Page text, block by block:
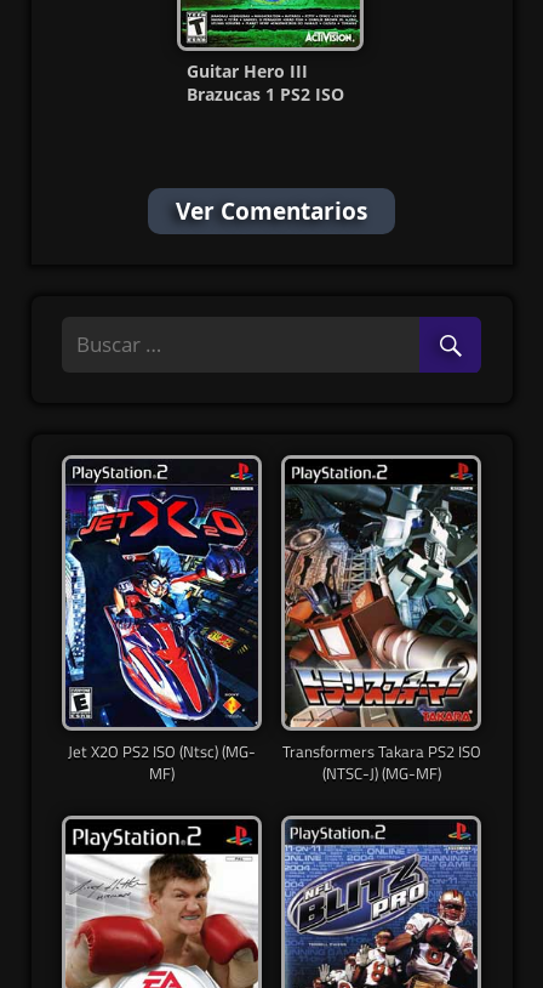
Guitar Hero III
Brazucas 1 PS2 ISO
Ver Comentarios
Jet X2O PS2 ISO (Ntsc) (MG-
MF)
Transformers Takara PS2 ISO
(NTSC-J) (MG-MF)